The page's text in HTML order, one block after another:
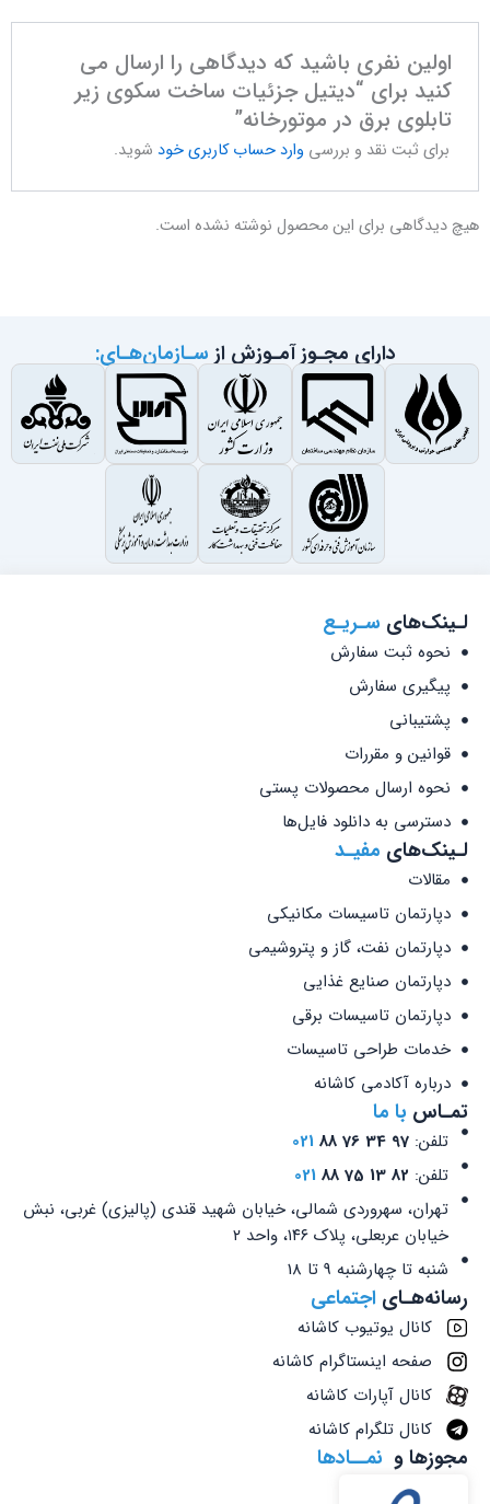
هیچ دیدگاهی برای این محصول نوشته نشده است.
اولین نفری باشید که دیدگاهی را ارسال می
کنید برای “دیتیل جزئیات ساخت سکوی زیر
تابلوی برق در موتورخانه”
برای ثبت نقد و بررسی وارد حساب کاربری خود شوید.
دارای مجـوز آمـوزش از سـازمان‌هـای:
لـینک‌های سـریـع
نحوه ثبت سفارش
پیگیری سفارش
پشتیبانی
قوانین و مقررات
نحوه ارسال محصولات پستی
دسترسی به دانلود فایل‌ها
لـینک‌های مفیـد
مقالات
دپارتمان تاسیسات مکانیکی
دپارتمان نفت، گاز و پتروشیمی
دپارتمان صنایع غذایی
دپارتمان تاسیسات برقی
خدمات طراحی تاسیسات
درباره آکادمی کاشانه
تمـاس با ما
تلفن:97 34 76 88
021
تلفن: 82 13 75 88
021
تهران، سهروردی شمالی، خیابان شهید قندی (پالیزی) غربی، نبش
خیابان عربعلی، پلاک ۱۴۶، واحد ۲
شنبه تا چهارشنبه 9 تا 18
رسانه‌هـای اجتماعی
کانال یوتیوب کاشانه
صفحه اینستاگرام کاشانه
کانال آپارات کاشانه
کانال تلگرام کاشانه
مجوزها و نمــادها